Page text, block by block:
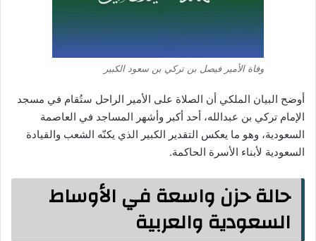
وفاة الأمير فيصل بن تركي بن سعود الكبير
أوضح البيان الملكي أن الصلاة على الأمير الراحل ستُقام في مسجد
الإمام تركي بن عبدالله، أحد أكبر وأشهر المساجد في العاصمة
السعودية، وهو ما يعكس التقدير الكبير الذي يكنّه الشعب والقيادة
السعودية لأبناء الأسرة الحاكمة.
حالة حزن واسعة في الأوساط
السعودية والعربية